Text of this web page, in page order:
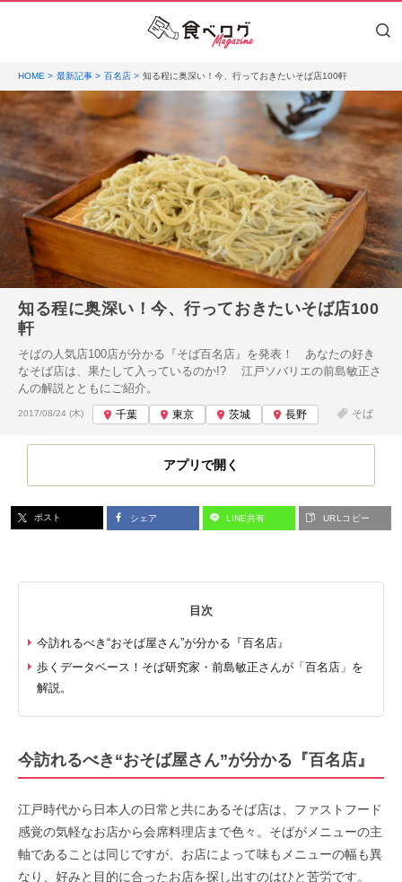
HOME 最新記事 百名店 知る程に奥深い！今、行っておきたいそば店100軒
知る程に奥深い！今、行っておきたいそば店100
軒
そばの人気店100店が分かる『そば百名店』を発表！ あなたの好き
なそば店は、果たして入っているのか!? 江戸ソバリエの前島敏正さ
んの解説とともにご紹介。
投稿日:
2017/08/24 (木) 千葉 東京 茨城 長野 そば
アプリで開く
ポスト シェア LINE共有 URLコピー
目次
今訪れるべき“おそば屋さん”が分かる『百名店』
歩くデータベース！そば研究家・前島敏正さんが「百名店」を
解説。
今訪れるべき“おそば屋さん”が分かる『百名店』
江戸時代から日本人の日常と共にあるそば店は、ファストフード
感覚の気軽なお店から会席料理店まで色々。そばがメニューの主
軸であることは同じですが、お店によって味もメニューの幅も異
なり、好みと目的に合ったお店を探し出すのはひと苦労です。